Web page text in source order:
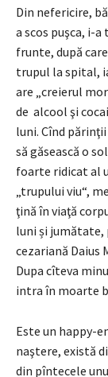
Din nefericire,
a scos puşca, i-
frunte, după
trupul la spital,
are „creierul
de alcool şi
luni. Cînd
să găsească o
foarte ridicat al
„trupului viu“,
ţină în viaţă
luni și jumătate,
cezariană Daius
Dupa cîteva
intra în moarte
Este un happy-
naştere, există
din pîntecele